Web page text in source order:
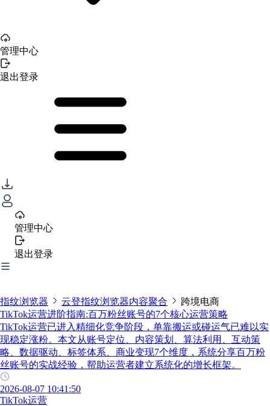
管理中心
退出登录
管理中心
退出登录
指纹浏览器 云登指纹浏览器内容聚合
跨境电商
TikTok运营进阶指南:百万粉丝账号的7个核心运营策略
TikTok运营已进入精细化竞争阶段，单靠搬运或碰运气已难以实
现稳定涨粉。本文从账号定位、内容策划、算法利用、互动策
略、数据驱动、标签体系、商业变现7个维度，系统分享百万粉
丝账号的实战经验，帮助运营者建立系统化的增长框架。
2026-08-07 10:41:50
TikTok运营